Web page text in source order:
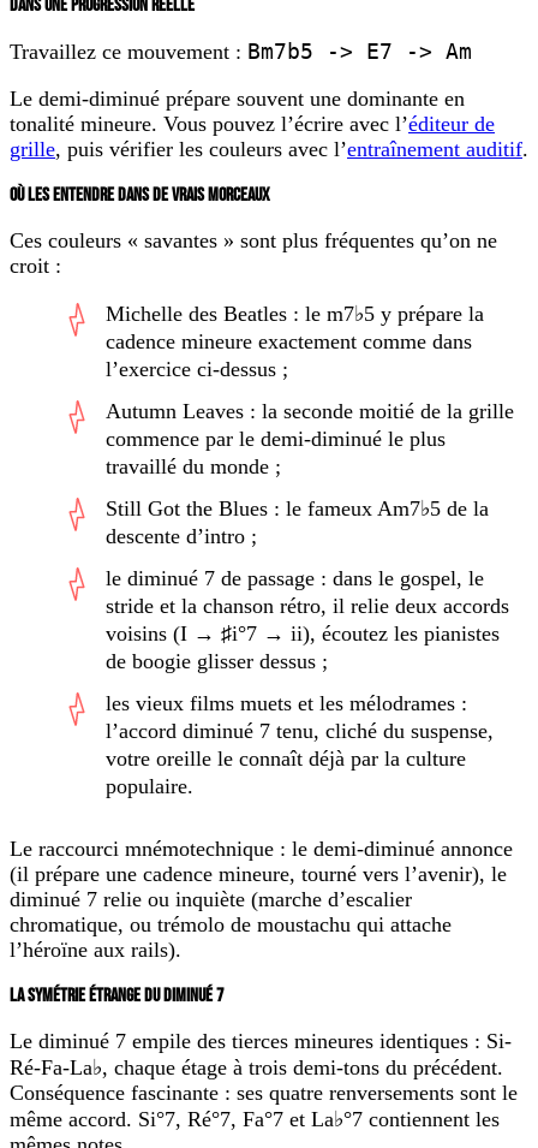
DANS UNE PROGRESSION RÉELLE
Travaillez ce mouvement : Bm7b5 -> E7 -> Am
Le demi-diminué prépare souvent une dominante en
tonalité mineure. Vous pouvez l’écrire avec l’éditeur de
grille, puis vérifier les couleurs avec l’entraînement auditif.
OÙ LES ENTENDRE DANS DE VRAIS MORCEAUX
Ces couleurs « savantes » sont plus fréquentes qu’on ne
croit :
Michelle des Beatles : le m7♭5 y prépare la
cadence mineure exactement comme dans
l’exercice ci-dessus ;
Autumn Leaves : la seconde moitié de la grille
commence par le demi-diminué le plus
travaillé du monde ;
Still Got the Blues : le fameux Am7♭5 de la
descente d’intro ;
le diminué 7 de passage : dans le gospel, le
stride et la chanson rétro, il relie deux accords
voisins (I → ♯i°7 → ii), écoutez les pianistes
de boogie glisser dessus ;
les vieux films muets et les mélodrames :
l’accord diminué 7 tenu, cliché du suspense,
votre oreille le connaît déjà par la culture
populaire.
Le raccourci mnémotechnique : le demi-diminué annonce
(il prépare une cadence mineure, tourné vers l’avenir), le
diminué 7 relie ou inquiète (marche d’escalier
chromatique, ou trémolo de moustachu qui attache
l’héroïne aux rails).
LA SYMÉTRIE ÉTRANGE DU DIMINUÉ 7
Le diminué 7 empile des tierces mineures identiques : Si-
Ré-Fa-La♭, chaque étage à trois demi-tons du précédent.
Conséquence fascinante : ses quatre renversements sont le
même accord. Si°7, Ré°7, Fa°7 et La♭°7 contiennent les